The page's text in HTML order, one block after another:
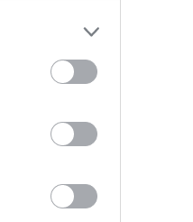
, hogy a „vak
izraeli
szerint